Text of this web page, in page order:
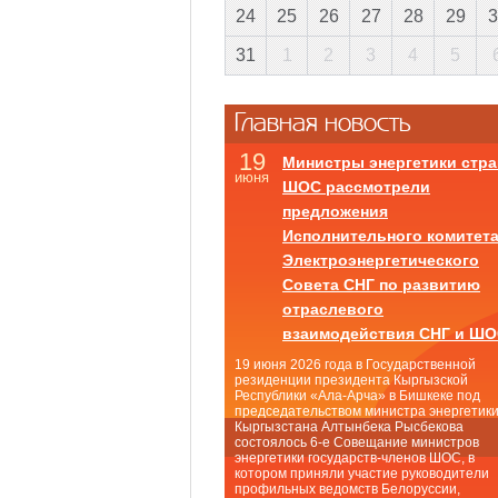
24 25 26 27 28 29
31 1 2 3 4 5
Главная новость
19
июня
Министры энергетики
ШОС рассмотрели
предложения
Исполнительного комитета
Электроэнергетического
Совета СНГ по развитию
отраслевого
взаимодействия СНГ и
19 июня 2026 года в Государственной
резиденции президента Кыргызской
Республики «Ала-Арча» в Бишкеке под
председательством министра энергетики
Кыргызстана Алтынбека Рысбекова
состоялось 6-е Совещание министров
энергетики государств-членов ШОС, в
котором приняли участие руководители
профильных ведомств Белоруссии,